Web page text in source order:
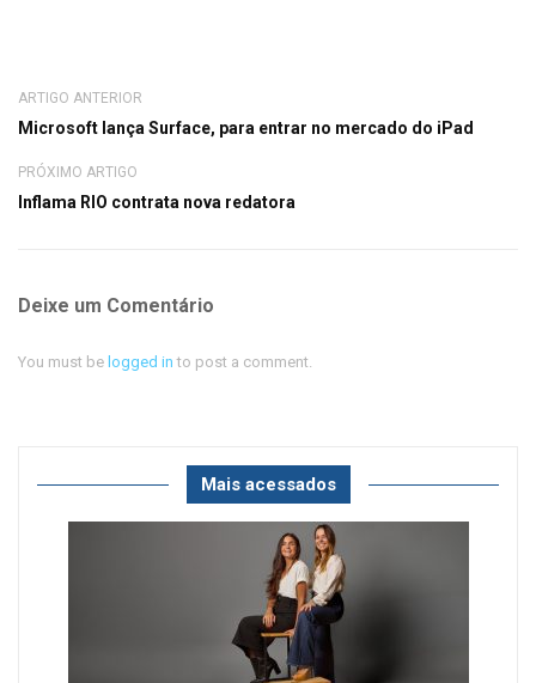
ARTIGO ANTERIOR
Microsoft lança Surface, para entrar no mercado do iPad
PRÓXIMO ARTIGO
Inflama RIO contrata nova redatora
Deixe um Comentário
You must be logged in to post a comment.
Mais acessados